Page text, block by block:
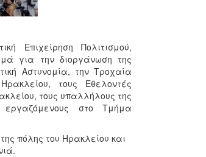
Επιχείρηση Πολιτισμού,
για την διοργάνωση της
Αστυνομία, την Τροχαία
τους Εθελοντές
τους υπαλλήλους της
εργαζόμενους στο Τμήμα
πόλης του Ηρακλείου και